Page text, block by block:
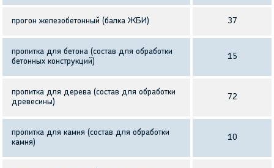
прогон железобетонный (балка ЖБИ) 37
пропитка для бетона (состав для обработки
бетонных конструкций)
15
пропитка для дерева (состав для обработки
древесины)
72
пропитка для камня (состав для обработки
камня)
10